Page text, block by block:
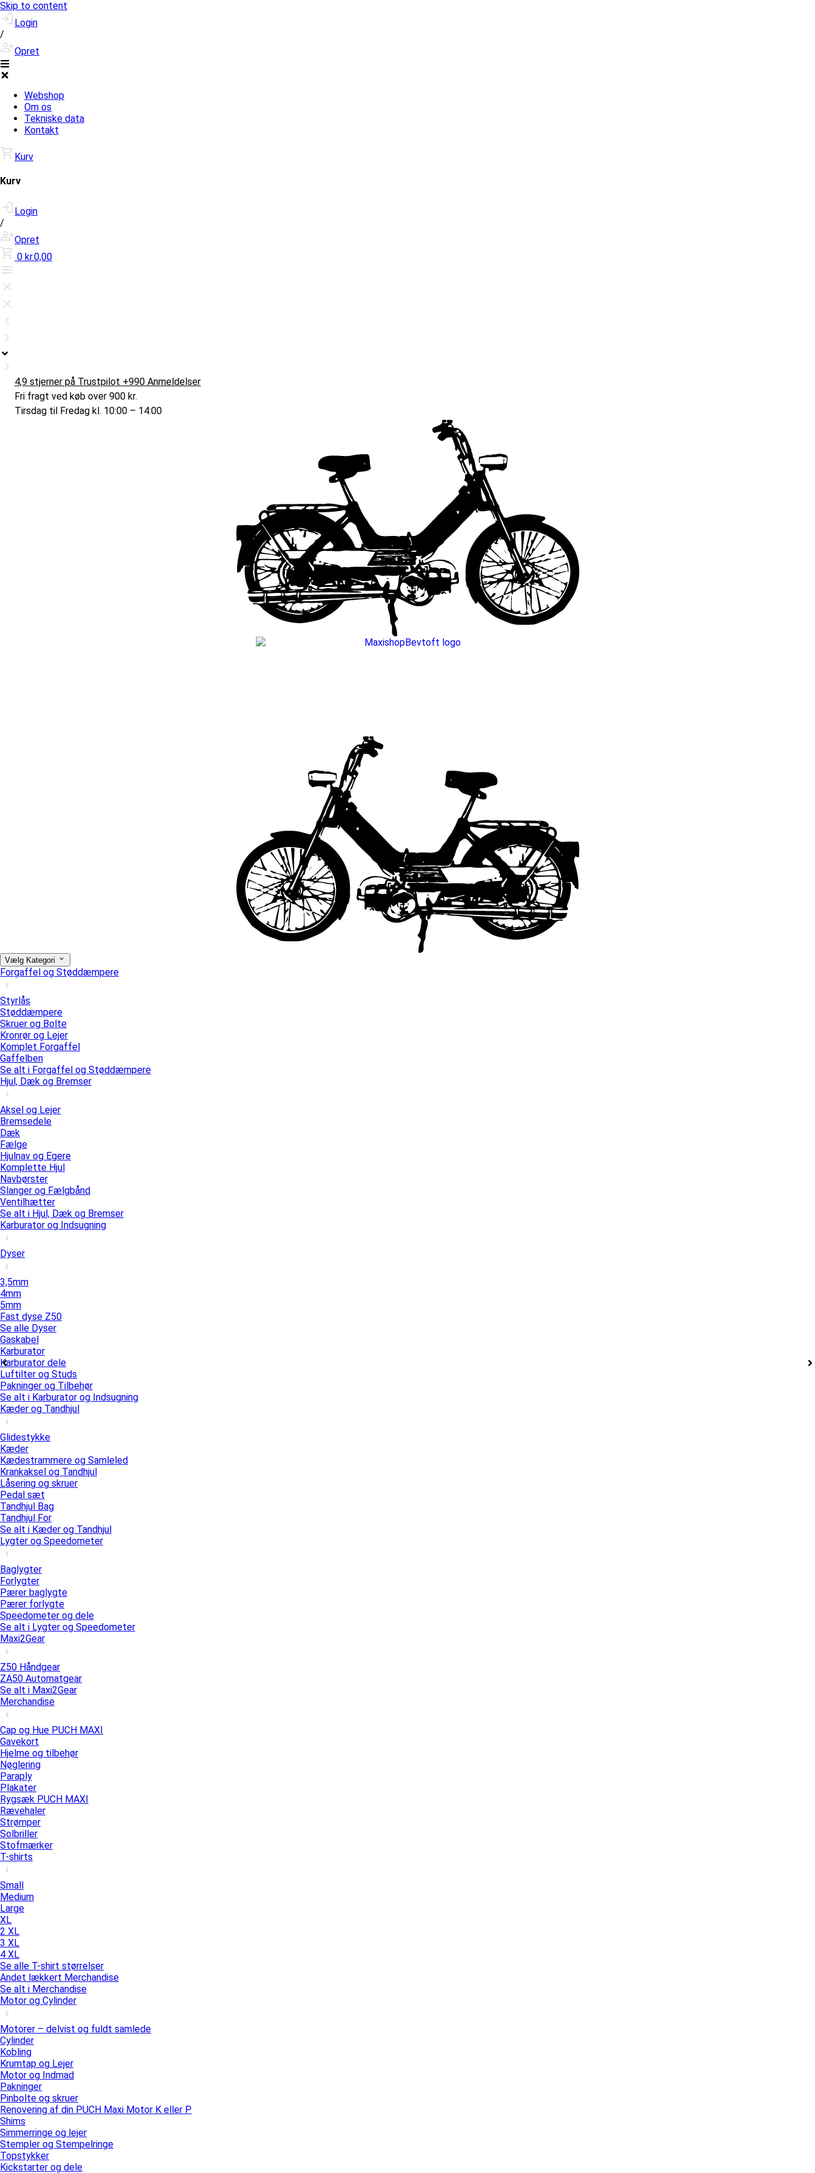
Skip to content
Login
/
Opret
Webshop
Om os
Tekniske data
Kontakt
Kurv
Kurv
Login
/
Opret
0 kr.0,00
4,9 stjerner på Trustpilot +990 Anmeldelser
Fri fragt ved køb over 900 kr.
Tirsdag til Fredag kl. 10:00 – 14:00
Vælg Kategori
Forgaffel og Støddæmpere
Styrlås
Støddæmpere
Skruer og Bolte
Kronrør og Lejer
Komplet Forgaffel
Gaffelben
Se alt i Forgaffel og Støddæmpere
Hjul, Dæk og Bremser
Aksel og Lejer
Bremsedele
Dæk
Fælge
Hjulnav og Egere
Komplette Hjul
Navbørster
Slanger og Fælgbånd
Ventilhætter
Se alt i Hjul, Dæk og Bremser
Karburator og Indsugning
Dyser
3,5mm
4mm
5mm
Fast dyse Z50
Se alle Dyser
Gaskabel
Karburator
Karburator dele
Luftilter og Studs
Pakninger og Tilbehør
Se alt i Karburator og Indsugning
Kæder og Tandhjul
Glidestykke
Kæder
Kædestrammere og Samleled
Krankaksel og Tandhjul
Låsering og skruer
Pedal sæt
Tandhjul Bag
Tandhjul For
Se alt i Kæder og Tandhjul
Lygter og Speedometer
Baglygter
Forlygter
Pærer baglygte
Pærer forlygte
Speedometer og dele
Se alt i Lygter og Speedometer
Maxi2Gear
Z50 Håndgear
ZA50 Automatgear
Se alt i Maxi2Gear
Merchandise
Cap og Hue PUCH MAXI
Gavekort
Hjelme og tilbehør
Nøglering
Paraply
Plakater
Rygsæk PUCH MAXI
Rævehaler
Strømper
Solbriller
Stofmærker
T-shirts
Small
Medium
Large
XL
2 XL
3 XL
4 XL
Se alle T-shirt størrelser
Andet lækkert Merchandise
Se alt i Merchandise
Motor og Cylinder
Motorer – delvist og fuldt samlede
Cylinder
Kobling
Krumtap og Lejer
Motor og Indmad
Pakninger
Pinbolte og skruer
Renovering af din PUCH Maxi Motor K eller P
Shims
Simmerringe og lejer
Stempler og Stempelringe
Topstykker
Kickstarter og dele